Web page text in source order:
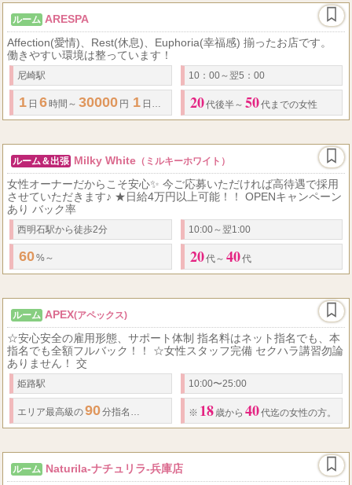
ルーム ARESPA
Affection(愛情)、Rest(休息)、Euphoria(幸福感) 揃ったお店です。
働きやすい環境は整っています！
尼崎駅 10：00～翌5：00
1 日 6 時間～ 30000 円 1 日 8 時間～51000円
20代後半～ 50代までの女性
ルーム＆出張 Milky White （ミルキーホワイト）
女性オーナーだからこそ安心✨ 今ご応募いただければ高待遇で採用
させていただきます♪ ★日給4万円以上可能！！ OPENキャンペーン
あり バック率
西明石駅から徒歩2分 10:00～翌1:00
60%～ 20代～ 40代
ルーム APEX(アペックス)
☆安心安全の雇用形態、サポート体制 指名料はネット指名でも、本
指名でも全額フルバック！！ ☆女性スタッフ完備 ​セクハラ講習勿論
ありません！ 交
姫路駅 10:00〜25:00
エリア最高級の90分指名 11,000 円！！ エリア唯一の高級店だからこその
※ 18 歳から 40代迄の女性の方。
ルーム Naturila-ナチュリラ-兵庫店